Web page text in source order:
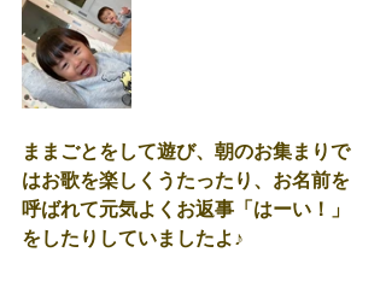
ままごとをして遊び、朝のお集まりで
はお歌を楽しくうたったり、お名前を
呼ばれて元気よくお返事「はーい！」
をしたりしていましたよ♪